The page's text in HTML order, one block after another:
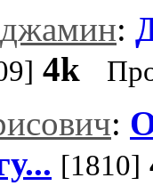
:
4k
:
[1810]